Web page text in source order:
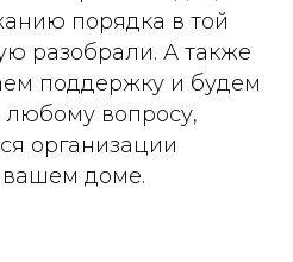
порядка в той
разобрали. А также
поддержку и будем
любому вопросу,
организации
доме.